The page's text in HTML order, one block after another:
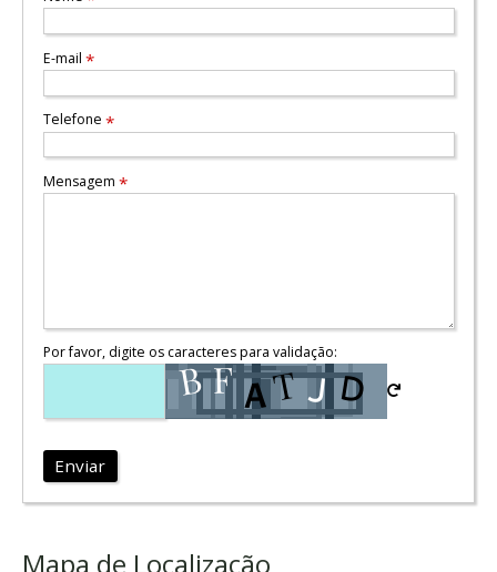
E-mail *
Telefone *
Mensagem *
Por favor, digite os caracteres para validação:
Enviar
Mapa de Localização